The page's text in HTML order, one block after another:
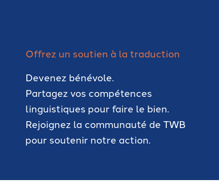
Offrez un soutien à la traduction
Devenez bénévole.
Partagez vos compétences
linguistiques pour faire le bien.
Rejoignez la communauté de TWB
pour soutenir notre action.